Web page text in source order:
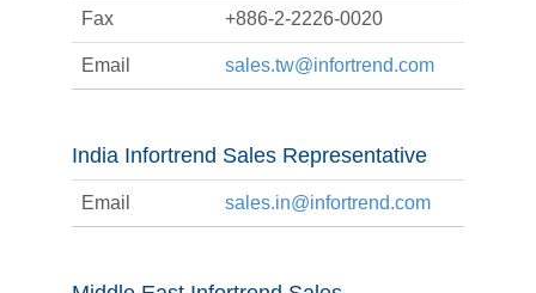
Fax +886-2-2226-0020
Email sales.tw@infortrend.com
India Infortrend Sales Representative
Email sales.in@infortrend.com